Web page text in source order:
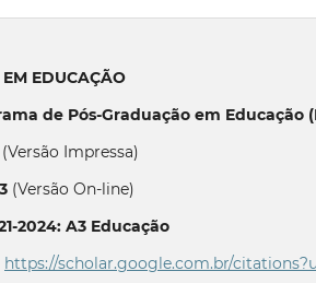
EDUCAÇÃO
de Pós-Graduação em Educação
Impressa)
(Versão On-line)
2024: A3 Educação
https://scholar.google.com.br/